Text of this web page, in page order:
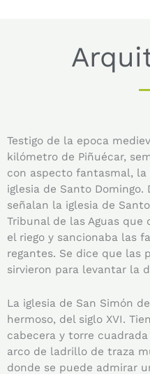
Testigo de la epoca
kilómetro de Piñuécar,
con aspecto fantasmal,
iglesia de Santo Domingo.
señalan la iglesia de
Tribunal de las Aguas
el riego y sancionaba las
regantes. Se dice que las
sirvieron para levantar la
La iglesia de San Simón
hermoso, del siglo XVI.
cabecera y torre
arco de ladrillo de traza
donde se puede admirar